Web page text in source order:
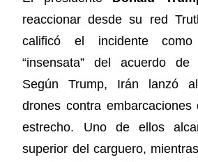
reaccionar desde su red
calificó el incidente
“insensata” del acuerdo
Según Trump, Irán lanzó
drones contra embarcaciones
estrecho. Uno de ellos
superior del carguero,